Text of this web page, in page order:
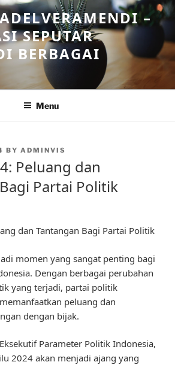
–
SEPUTAR
BERBAGAI
Menu
BY ADMINVIS
Peluang dan
Partai Politik
dan Tantangan Bagi Partai Politik
momen yang sangat penting bagi
Dengan berbagai perubahan
yang terjadi, partai politik
peluang dan
dengan bijak.
Parameter Politik Indonesia,
2024 akan menjadi ajang yang